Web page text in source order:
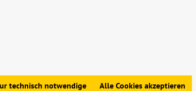
|Widerrufsbelehrung|Datenschutz|Impressum
technisch notwendige Alle Cookies akzeptieren